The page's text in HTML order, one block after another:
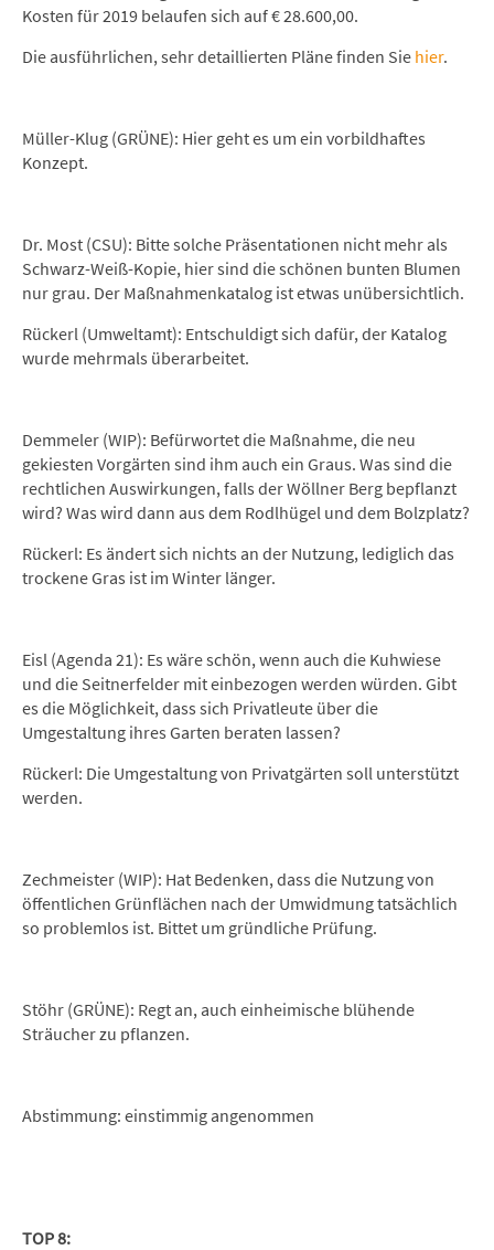
Kosten für 2019 belaufen sich auf € 28.600,00.
Die ausführlichen, sehr detaillierten Pläne finden Sie hier.
Müller-Klug (GRÜNE): Hier geht es um ein vorbildhaftes
Konzept.
Dr. Most (CSU): Bitte solche Präsentationen nicht mehr als
Schwarz-Weiß-Kopie, hier sind die schönen bunten Blumen
nur grau. Der Maßnahmenkatalog ist etwas unübersichtlich.
Rückerl (Umweltamt): Entschuldigt sich dafür, der Katalog
wurde mehrmals überarbeitet.
Demmeler (WIP): Befürwortet die Maßnahme, die neu
gekiesten Vorgärten sind ihm auch ein Graus. Was sind die
rechtlichen Auswirkungen, falls der Wöllner Berg bepflanzt
wird? Was wird dann aus dem Rodlhügel und dem Bolzplatz?
Rückerl: Es ändert sich nichts an der Nutzung, lediglich das
trockene Gras ist im Winter länger.
Eisl (Agenda 21): Es wäre schön, wenn auch die Kuhwiese
und die Seitnerfelder mit einbezogen werden würden. Gibt
es die Möglichkeit, dass sich Privatleute über die
Umgestaltung ihres Garten beraten lassen?
Rückerl: Die Umgestaltung von Privatgärten soll unterstützt
werden.
Zechmeister (WIP): Hat Bedenken, dass die Nutzung von
öffentlichen Grünflächen nach der Umwidmung tatsächlich
so problemlos ist. Bittet um gründliche Prüfung.
Stöhr (GRÜNE): Regt an, auch einheimische blühende
Sträucher zu pflanzen.
Abstimmung: einstimmig angenommen
TOP 8: